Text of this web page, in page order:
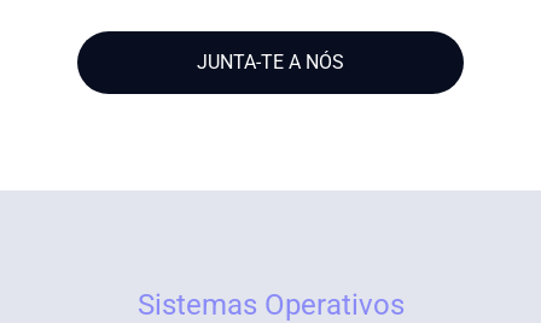
JUNTA-TE A NÓS
Sistemas Operativos